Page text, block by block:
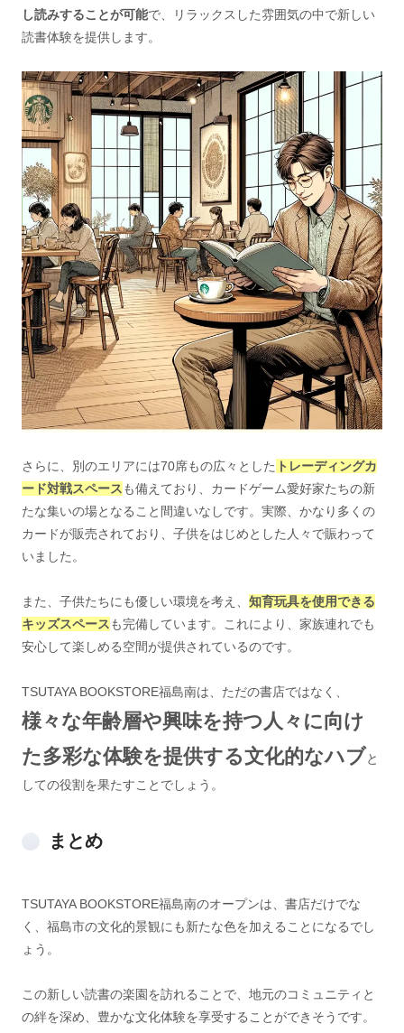
し読みすることが可能で、リラックスした雰囲気の中で新しい
読書体験を提供します。
さらに、別のエリアには70席もの広々とした トレーディングカ
ード対戦スペースも備えており、カードゲーム愛好家たちの新
たな集いの場となること間違いなしです。実際、かなり多くの
カードが販売されており、子供をはじめとした人々で賑わって
いました。
また、子供たちにも優しい環境を考え、 知育玩具を使用できる
キッズスペースも完備しています。これにより、家族連れでも
安心して楽しめる空間が提供されているのです。
TSUTAYA BOOKSTORE福島南は、ただの書店ではなく、
様々な年齢層や興味を持つ人々に向け
た多彩な体験を提供する文化的なハブと
しての役割を果たすことでしょう。
まとめ
TSUTAYA BOOKSTORE福島南のオープンは、書店だけでな
く、福島市の文化的景観にも新たな色を加えることになるでし
ょう。
この新しい読書の楽園を訪れることで、地元のコミュニティと
の絆を深め、豊かな文化体験を享受することができそうです。